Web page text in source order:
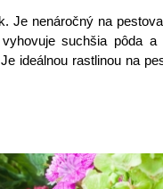
Je nenáročný na
suchšia pôda
ideálnou rastlinou na